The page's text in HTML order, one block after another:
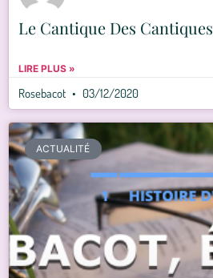
Le Cantique Des Cantiques
LIRE PLUS »
Rosebacot 03/12/2020
ACTUALITÉ